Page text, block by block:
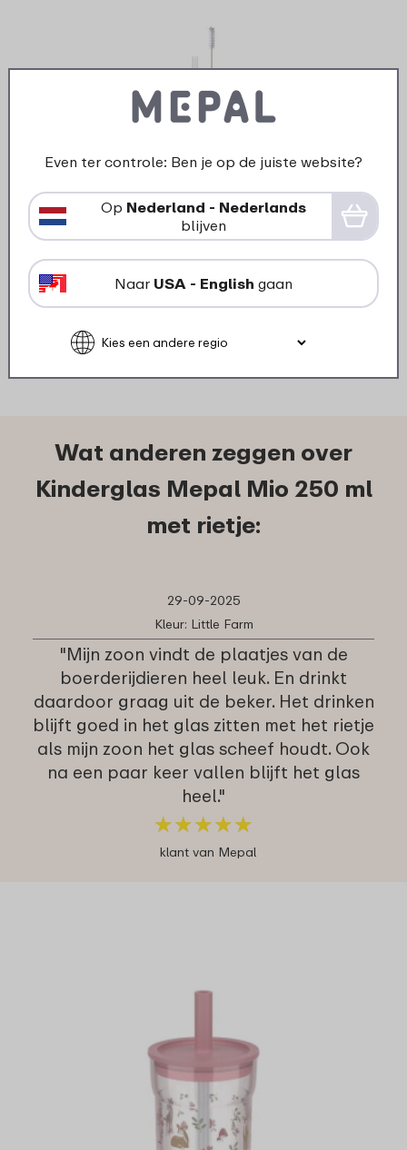
kinderglas met rietje Mepal Mio
- transparant
469
Bekijk Bestel
Wat anderen zeggen over
Kinderglas Mepal Mio 250 ml
met rietje:
29-09-2025
Kleur: Little Farm
"Mijn zoon vindt de plaatjes van de
boerderijdieren heel leuk. En drinkt
daardoor graag uit de beker. Het drinken
blijft goed in het glas zitten met het rietje
als mijn zoon het glas scheef houdt. Ook
na een paar keer vallen blijft het glas
heel."
★★★★★
★★★★★
klant van Mepal
Even ter controle: Ben je op de juiste website?
Op Nederland - Nederlands
blijven
Naar USA - English gaan